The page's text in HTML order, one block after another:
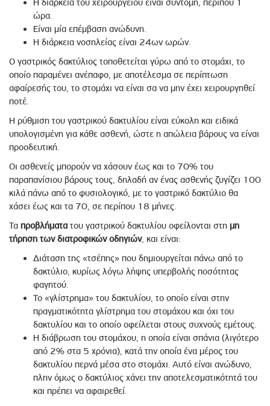
Η διάρκεια του χειρουργείου είναι σύντοµη, περίπου 1
ώρα.
Είναι µία επέμβαση ανώδυνη.
Η διάρκεια νοσηλείας είναι 24ων ωρών.
Ο γαστρικός δακτύλιος τοποθετείται γύρω από το στοµάχι, το
οποίο παραµένει ανέπαφο, µε αποτέλεσμα σε περίπτωση
αφαίρεσής του, το στοµάχι να είναι σα να µην έχει χειρουργηθεί
ποτέ.
Η ρύθμιση του γαστρικού δακτυλίου είναι εύκολη και ειδικά
υπολογισμένη για κάθε ασθενή, ώστε η απώλεια βάρους να είναι
προοδευτική.
Οι ασθενείς µπορούν να χάσουν έως και το 70% του
παραπανίσιου βάρους τους, δηλαδή αν ένας ασθενής ζυγίζει 100
κιλά πάνω από το φυσιολογικό, µε το γαστρικό δακτύλιο θα
χάσει έως και τα 70, σε περίπου 18 µήνες.
Τα προβλήματα του γαστρικού δακτυλίου οφείλονται στη µη
τήρηση των διατροφικών οδηγιών, και είναι:
Διάταση της «τσέπης» που δημιουργείται πάνω από το
δακτύλιο, κυρίως λόγω λήψης υπερβολής ποσότητας
φαγητού.
Το «γλίστρημα» του δακτυλίου, το οποίο είναι στην
πραγματικότητα γλίστρημα του στοµάχου και όχι του
δακτυλίου και το οποίο οφείλεται στους συχνούς εµέτους.
Η διάβρωση του στοµάχου, η οποία είναι σπάνια (λιγότερο
από 2% στα 5 χρόνια), κατά την οποία ένα µέρος του
δακτυλίου περνά µέσα στο στοµάχι. Αυτό είναι ανώδυνο,
πλην όµως ο δακτύλιος χάνει την αποτελεσµατικότητά του
και πρέπει να αφαιρεθεί.